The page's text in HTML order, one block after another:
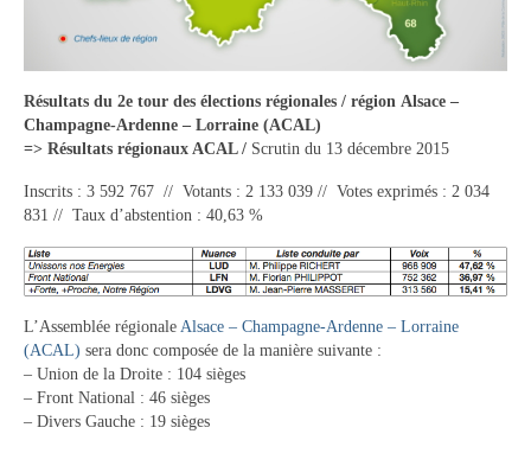
La Communauté de communes
Les réunions du Conseil communautaire
(CCRB)
Budget communal & fiscalité
Vie scolaire
Vie associative
Les associations
Contact
Contacter votre mairie
Résultats du 2e tour des élections régionales / région Alsace –
Champagne-Ardenne – Lorraine (ACAL)
=> Résultats régionaux ACAL / Scrutin du 13 décembre 2015
Inscrits : 3 592 767 // Votants : 2 133 039 // Votes exprimés : 2 034
831 // Taux d’abstention : 40,63 %
L’Assemblée régionale Alsace – Champagne-Ardenne – Lorraine
(ACAL) sera donc composée de la manière suivante :
– Union de la Droite : 104 sièges
– Front National : 46 sièges
– Divers Gauche : 19 sièges